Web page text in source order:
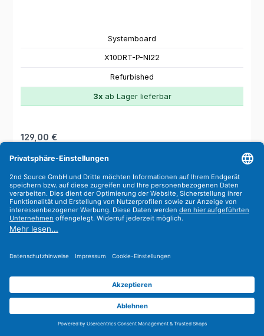
Systemboard
X10DRT-P-NI22
Refurbished
3xab Lager lieferbar
Regulärer Preis:
129,00 €
In den Warenkorb